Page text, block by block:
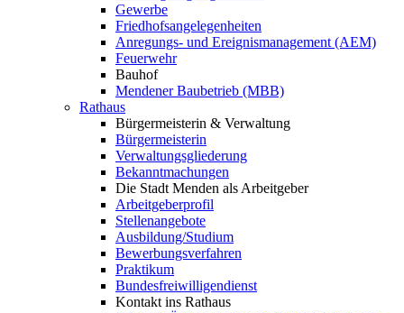
Gewerbe
Friedhofsangelegenheiten
Anregungs- und Ereignismanagement (AEM)
Feuerwehr
Bauhof
Mendener Baubetrieb (MBB)
Rathaus
Bürgermeisterin & Verwaltung
Bürgermeisterin
Verwaltungsgliederung
Bekanntmachungen
Die Stadt Menden als Arbeitgeber
Arbeitgeberprofil
Stellenangebote
Ausbildung/Studium
Bewerbungsverfahren
Praktikum
Bundesfreiwilligendienst
Kontakt ins Rathaus